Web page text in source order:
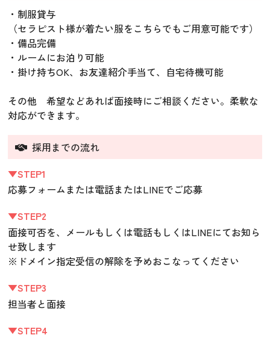
・制服貸与
（セラピスト様が着たい服をこちらでもご用意可能です）
・備品完備
・ルームにお泊り可能
・掛け持ちOK、お友達紹介手当て、自宅待機可能
その他 希望などあれば面接時にご相談ください。柔軟な
対応ができます。
採用までの流れ
▼STEP1
応募フォームまたは電話またはLINEでご応募
▼STEP2
面接可否を、メールもしくは電話もしくはLINEにてお知ら
せ致します
※ドメイン指定受信の解除を予めおこなってください
▼STEP3
担当者と面接
▼STEP4